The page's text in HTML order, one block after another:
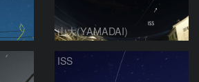
山大(YAMADAI)
ISS